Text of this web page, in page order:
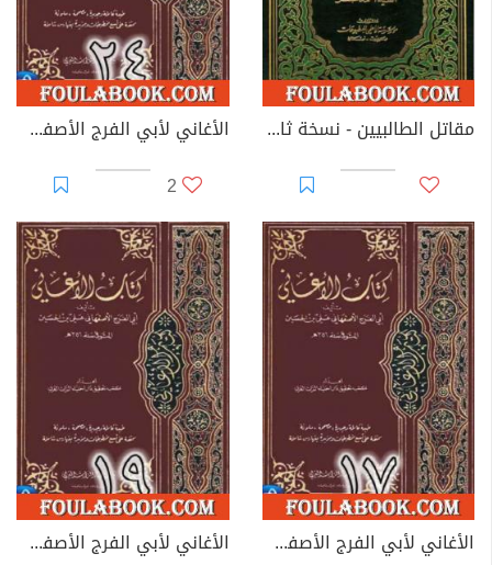
مقاتل الطالبيين - نسخة ثانية
الأغاني لأبي الفرج الأصفهاني نسخة من إعداد سالم الدليمي - الجزء الرابع والعشرون
2
الأغاني لأبي الفرج الأصفهاني نسخة من إعداد سالم الدليمي - الجزء السابع عشر الأغاني لأبي الفرج الأصفهاني نسخة من إعداد سالم الدليمي - الجزء التاسع عشر